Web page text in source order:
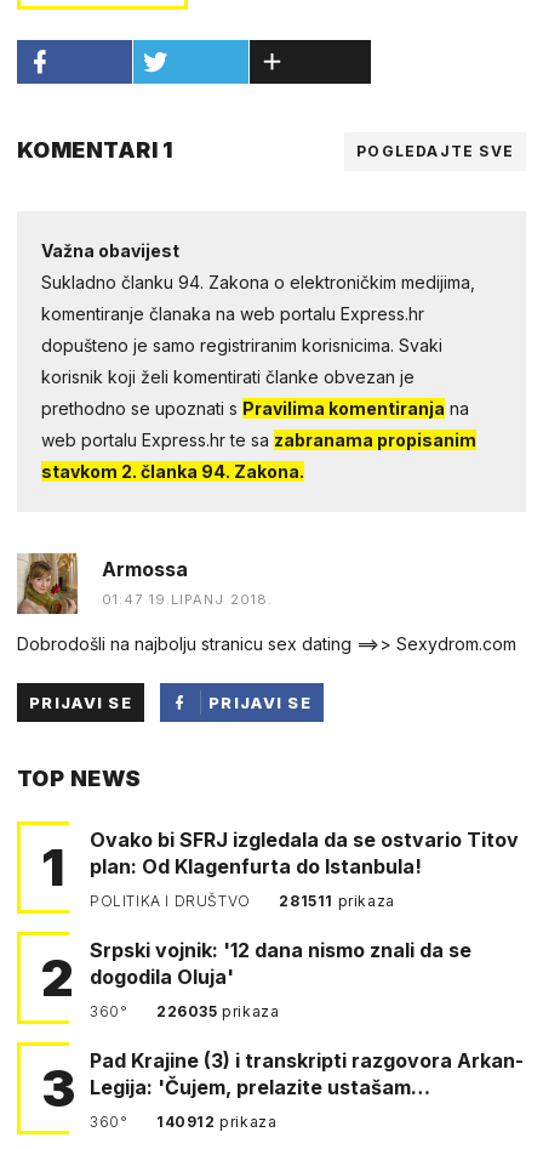
KOMENTARI 1 POGLEDAJTE SVE
Važna obavijest
Sukladno članku 94. Zakona o elektroničkim medijima,
komentiranje članaka na web portalu Express.hr
dopušteno je samo registriranim korisnicima. Svaki
korisnik koji želi komentirati članke obvezan je
prethodno se upoznati s Pravilima komentiranja na
web portalu Express.hr te sa zabranama propisanim
stavkom 2. članka 94. Zakona.
Armossa
01:47 19.LIPANJ 2018.
Dobrodošli na najbolju stranicu sex dating ==>> Sexydrom.com
PRIJAVI SE
PRIJAVI SE
TOP NEWS
1
Ovako bi SFRJ izgledala da se ostvario Titov
plan: Od Klagenfurta do Istanbula!
POLITIKA I DRUŠTVO 281511 prikaza
2
Srpski vojnik: '12 dana nismo znali da se
dogodila Oluja'
360° 226035prikaza
3
Pad Krajine (3) i transkripti razgovora Arkan-
Legija: 'Čujem, prelazite ustašam…
360° 140912prikaza